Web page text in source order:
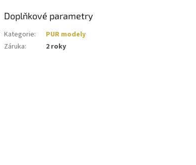
Doplňkové parametry
Kategorie:
PUR modely
Záruka: 2 roky